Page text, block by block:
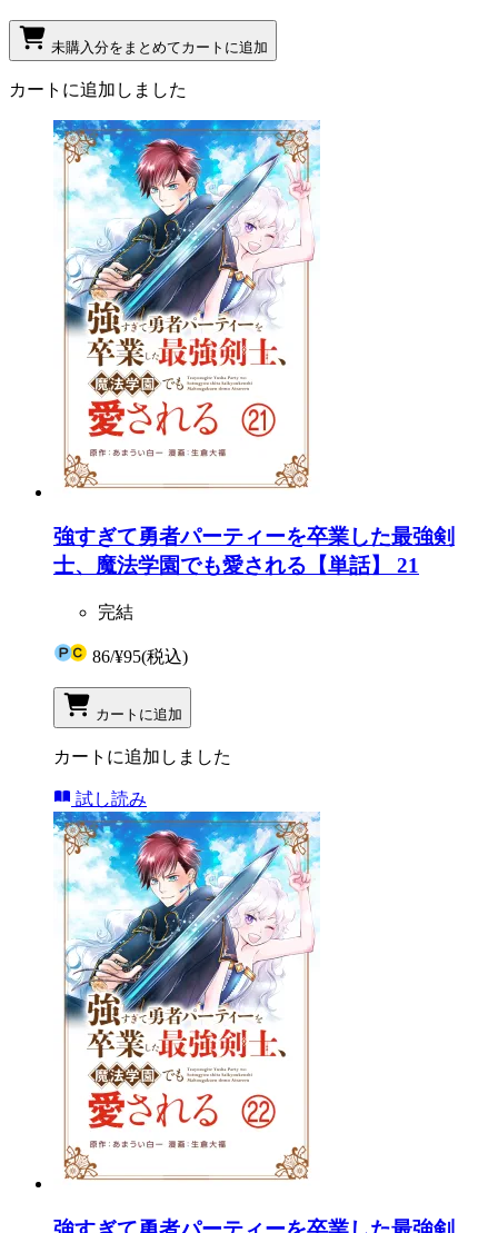
未購入分をまとめてカートに追加
カートに追加しました
強すぎて勇者パーティーを卒業した最強剣
士、魔法学園でも愛される【単話】 21
完結
86/¥95(税込)
カートに追加
カートに追加しました
試し読み